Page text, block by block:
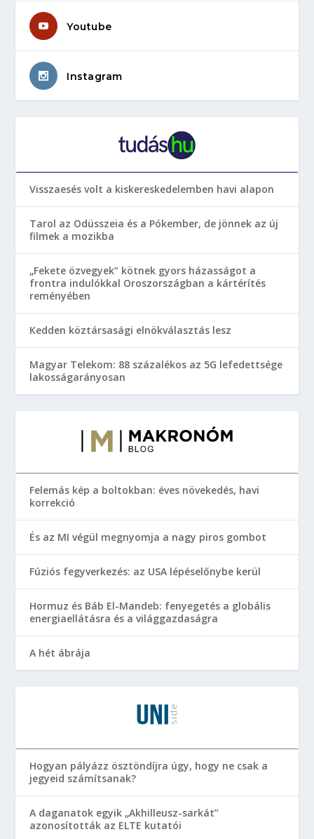
Youtube
Instagram
Visszaesés volt a kiskereskedelemben havi alapon
Tarol az Odüsszeia és a Pókember, de jönnek az új
filmek a mozikba
„Fekete özvegyek” kötnek gyors házasságot a
frontra indulókkal Oroszországban a kártérítés
reményében
Kedden köztársasági elnökválasztás lesz
Magyar Telekom: 88 százalékos az 5G lefedettsége
lakosságarányosan
Felemás kép a boltokban: éves növekedés, havi
korrekció
És az MI végül megnyomja a nagy piros gombot
Fúziós fegyverkezés: az USA lépéselőnybe kerül
Hormuz és Báb El-Mandeb: fenyegetés a globális
energiaellátásra és a világgazdaságra
A hét ábrája
Hogyan pályázz ösztöndíjra úgy, hogy ne csak a
jegyeid számítsanak?
A daganatok egyik „Akhilleusz-sarkát”
azonosították az ELTE kutatói